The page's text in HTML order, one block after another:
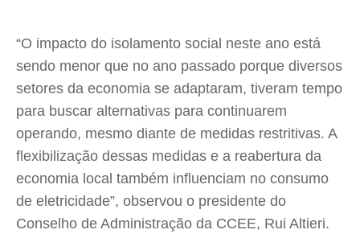
“O impacto do isolamento social neste ano está
sendo menor que no ano passado porque diversos
setores da economia se adaptaram, tiveram tempo
para buscar alternativas para continuarem
operando, mesmo diante de medidas restritivas. A
flexibilização dessas medidas e a reabertura da
economia local também influenciam no consumo
de eletricidade”, observou o presidente do
Conselho de Administração da CCEE, Rui Altieri.